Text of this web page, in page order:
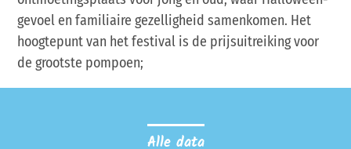
gevoel en familiaire gezelligheid samenkomen. Het
hoogtepunt van het festival is de prijsuitreiking voor
de grootste pompoen;
Alle data